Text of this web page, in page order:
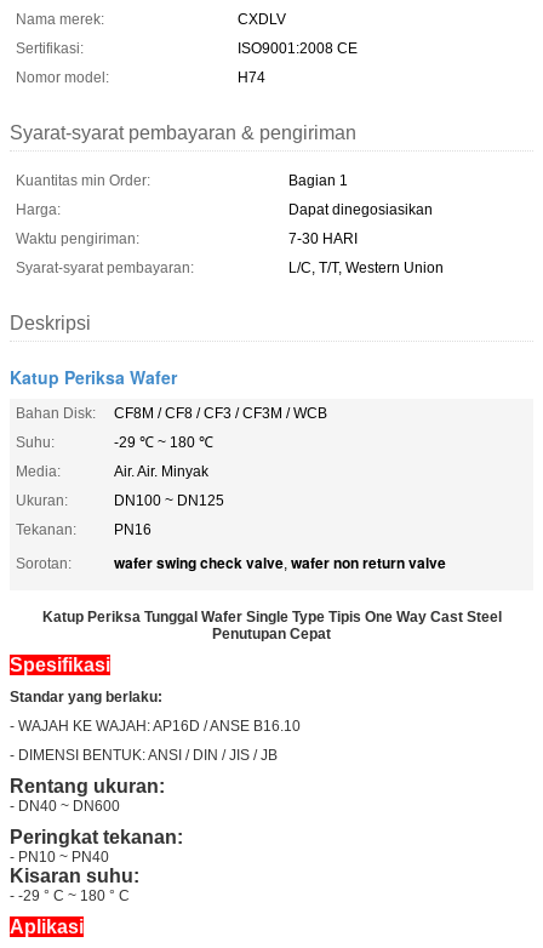
Nama merek:
CXDLV
Sertifikasi:
ISO9001:2008 CE
Nomor model:
H74
Syarat-syarat pembayaran & pengiriman
Kuantitas min Order:
Bagian 1
Harga:
Dapat dinegosiasikan
Waktu pengiriman:
7-30 HARI
Syarat-syarat pembayaran:
L/C, T/T, Western Union
Deskripsi
Katup Periksa Wafer
Bahan Disk:
CF8M / CF8 / CF3 / CF3M / WCB
Suhu:
-29 ℃ ~ 180 ℃
Media:
Air. Air. Minyak
Ukuran:
DN100 ~ DN125
Tekanan:
PN16
Sorotan:
wafer swing check valve, wafer non return valve
Katup Periksa Tunggal Wafer Single Type Tipis One Way Cast Steel
Penutupan Cepat
Spesifikasi
Standar yang berlaku:
- WAJAH KE WAJAH: AP16D / ANSE B16.10
- DIMENSI BENTUK: ANSI / DIN / JIS / JB
Rentang ukuran:
- DN40 ~ DN600
Peringkat tekanan:
- PN10 ~ PN40
Kisaran suhu:
- -29 ° C ~ 180 ° C
Aplikasi